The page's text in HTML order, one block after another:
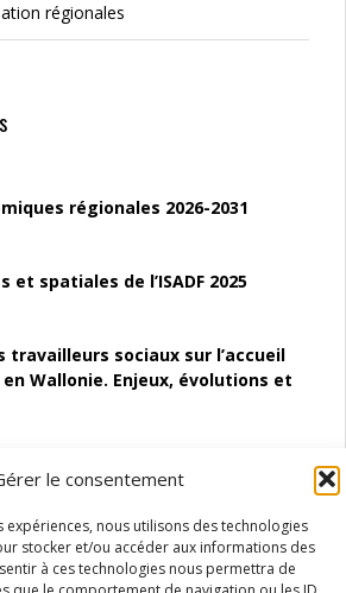
le consentement
nous utilisons des technologies
stocker et/ou accéder aux informations des
à ces technologies nous permettra de
régionales
régionales 2026-2031
et spatiales de l’ISADF 2025
travailleurs sociaux sur l’accueil
Wallonie. Enjeux, évolutions et
des Structures
infirmier :quels indicateurs